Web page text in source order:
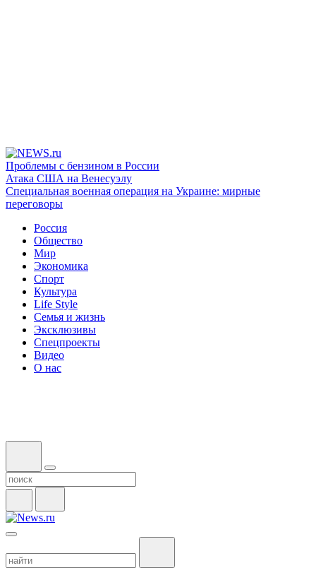
Проблемы с бензином в России
Атака США на Венесуэлу
Специальная военная операция на Украине: мирные
переговоры
Россия
Общество
Мир
Экономика
Спорт
Культура
Life Style
Семья и жизнь
Эксклюзивы
Спецпроекты
Видео
О нас